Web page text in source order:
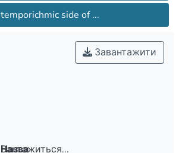
temporichmic side of ...
Вантажиться...
Завантажити
Назва